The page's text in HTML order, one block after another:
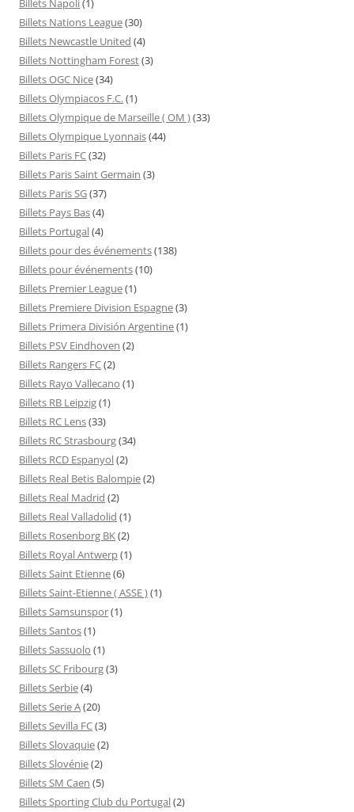
Billets Napoli(1)
Billets Nations League(30)
Billets Newcastle United (4)
Billets Nottingham Forest(3)
Billets OGC Nice(34)
Billets Olympiacos F.C.(1)
Billets Olympique de Marseille ( OM )(33)
Billets Olympique Lyonnais(44)
Billets Paris FC(32)
Billets Paris Saint Germain (3)
Billets Paris SG(37)
Billets Pays Bas(4)
Billets Portugal(4)
Billets pour des événements(138)
Billets pour événements(10)
Billets Premier League(1)
Billets Premiere Division Espagne(3)
Billets Primera División Argentine(1)
Billets PSV Eindhoven (2)
Billets Rangers FC(2)
Billets Rayo Vallecano (1)
Billets RB Leipzig(1)
Billets RC Lens(33)
Billets RC Strasbourg(34)
Billets RCD Espanyol(2)
Billets Real Betis Balompie(2)
Billets Real Madrid (2)
Billets Real Valladolid (1)
Billets Rosenborg BK(2)
Billets Royal Antwerp(1)
Billets Saint Etienne(6)
Billets Saint-Etienne ( ASSE )(1)
Billets Samsunspor(1)
Billets Santos(1)
Billets Sassuolo (1)
Billets SC Fribourg(3)
Billets Serbie(4)
Billets Serie A(20)
Billets Sevilla FC(3)
Billets Slovaquie(2)
Billets Slovénie(2)
Billets SM Caen (5)
Billets Sporting Club du Portugal(2)